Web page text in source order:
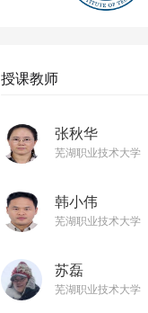
授课教师
张秋华
芜湖职业技术大学
韩小伟
芜湖职业技术大学
苏磊
芜湖职业技术大学